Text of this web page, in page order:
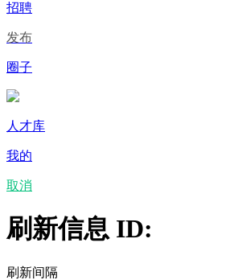
招聘
发布
圈子
人才库
我的
取消
刷新信息 ID:
刷新间隔